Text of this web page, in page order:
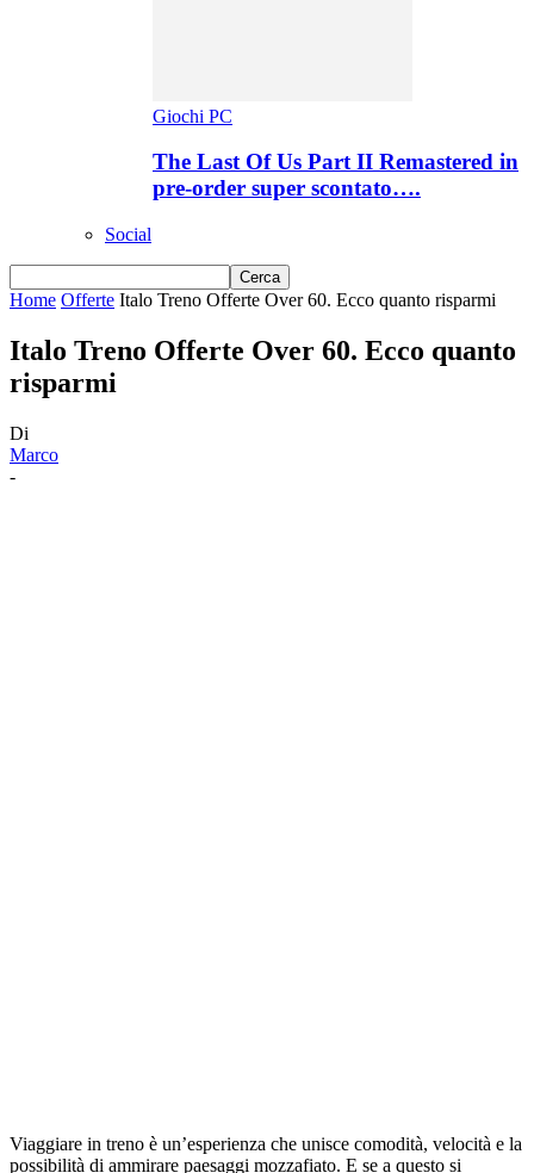
Giochi PC
The Last Of Us Part II Remastered in
pre-order super scontato….
Social
Home Offerte Italo Treno Offerte Over 60. Ecco quanto risparmi
Italo Treno Offerte Over 60. Ecco quanto
risparmi
Di
Marco
-
Viaggiare in treno è un’esperienza che unisce comodità, velocità e la
possibilità di ammirare paesaggi mozzafiato. E se a questo si